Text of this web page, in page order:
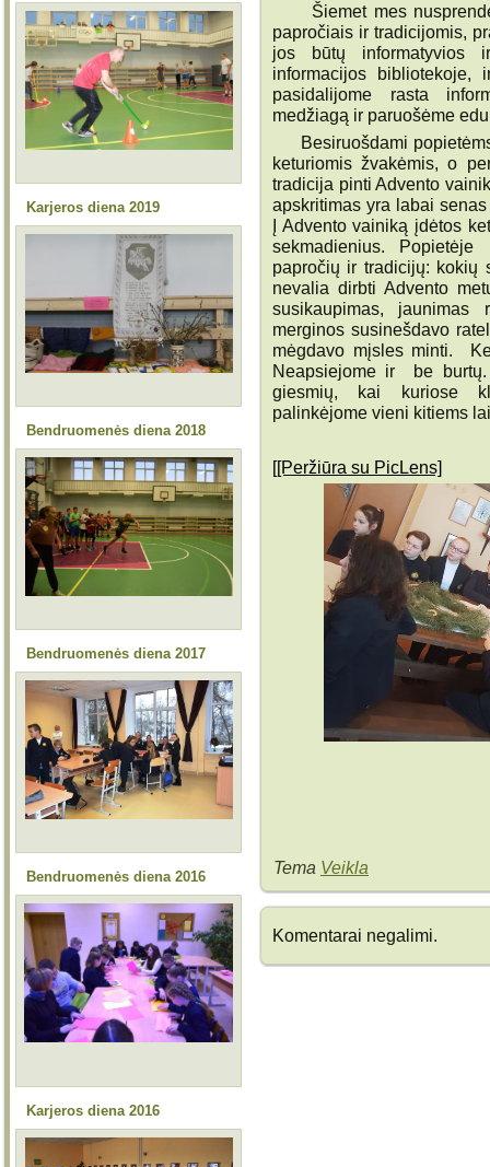
Karjeros diena 2019
Bendruomenės diena 2018
Bendruomenės diena 2017
Bendruomenės diena 2016
Karjeros diena 2016
Šiemet mes
papročiais ir tradicijomis,
jos būtų informatyvios
informacijos bibliotekoje,
pasidalijome rasta
medžiagą ir paruošėme
Besiruošdami
keturiomis žvakėmis, o
tradicija pinti Advento
apskritimas yra labai
Į Advento vainiką įdėtos
sekmadienius.
papročių ir tradicijų:
nevalia dirbti Advento
susikaupimas,
merginos susinešdavo
mėgdavo mįsles minti.
Neapsiejome ir be burtų.
giesmių, kai kuriose
palinkėjome vieni kitiems
[[Peržiūra su PicLens]
Tema Veikla
Komentarai negalimi.